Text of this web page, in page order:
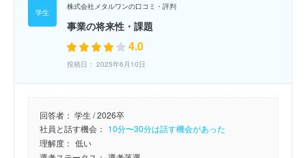
株式会社メタルワンの口コミ・評判
事業の将来性・課題
4.0
投稿日： 2025年6月10日
回答者： 学生 / 2026卒
社員と話す機会： 10分〜30分は話す機会があった
理解度： 低い